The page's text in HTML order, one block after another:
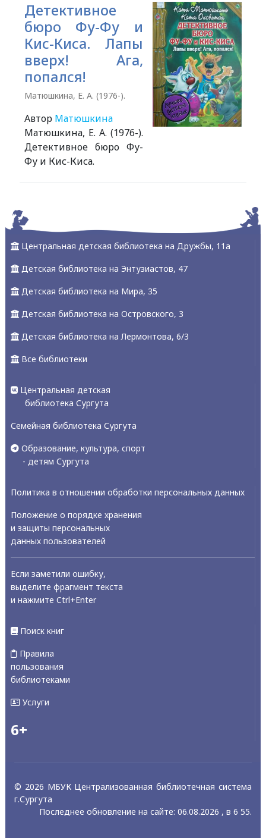
Детективное
бюро Фу-Фу и
Кис-Киса. Лапы
вверх! Ага,
попался!
Матюшкина, Е. А. (1976-).
Автор Матюшкина
Матюшкина, Е. А. (1976-).
Детективное бюро Фу-
Фу и Кис-Киса.
Центральная детская библиотека на Дружбы, 11а
Детская библиотека на Энтузиастов, 47
Детская библиотека на Мира, 35
Детская библиотека на Островского, 3
Детская библиотека на Лермонтова, 6/3
Все библиотеки
Центральная детская
библиотека Сургута
Семейная библиотека Сургута
Образование, культура, спорт
- детям Сургута
Политика в отношении обработки персональных данных
Положение о порядке хранения
и защиты персональных
данных пользователей
Если заметили ошибку,
выделите фрагмент текста
и нажмите Ctrl+Enter
Поиск книг
Правила
пользования
библиотеками
Услуги
6+
© 2026 МБУК Централизованная библиотечная система
г.Сургута
Последнее обновление на сайте: 06.08.2026 , в 6 55.